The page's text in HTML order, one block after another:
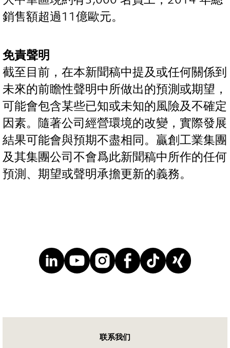
銷售額超過11億歐元。
免責聲明
截至目前，在本新聞稿中提及或任何關係到
未來的前瞻性聲明中所做出的預測或期望，
可能會包含某些已知或未知的風險及不確定
因素。隨著公司經營環境的改變，實際發展
結果可能會與預期不盡相同。贏創工業集團
及其集團公司不會爲此新聞稿中所作的任何
預測、期望或聲明承擔更新的義務。
联系我们